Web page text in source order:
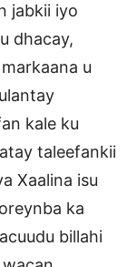
jabkii iyo
dhacay,
u
kale ku
taleefankii
Xaalina isu
ka
billahi